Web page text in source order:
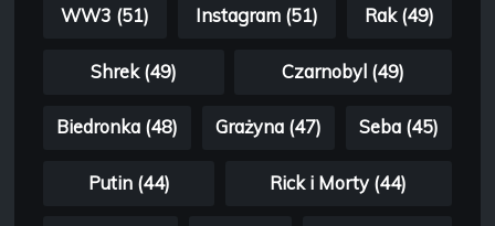
WW3 (51) Instagram (51) Rak (49)
Shrek (49) Czarnobyl (49)
Biedronka (48) Grażyna (47) Seba (45)
Putin (44) Rick i Morty (44)